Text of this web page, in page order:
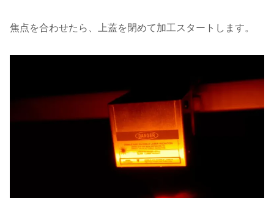
焦点を合わせたら、上蓋を閉めて加工スタートします。